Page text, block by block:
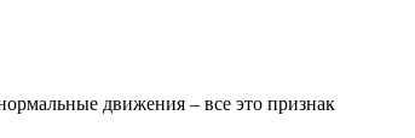
движения – все это признак